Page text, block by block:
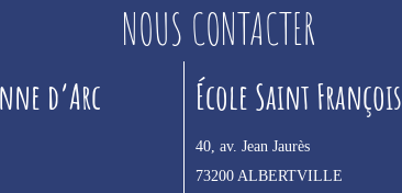
NOUS CONTACTER
d’Arc École Saint François
40, av. Jean Jaurès
73200 ALBERTVILLE